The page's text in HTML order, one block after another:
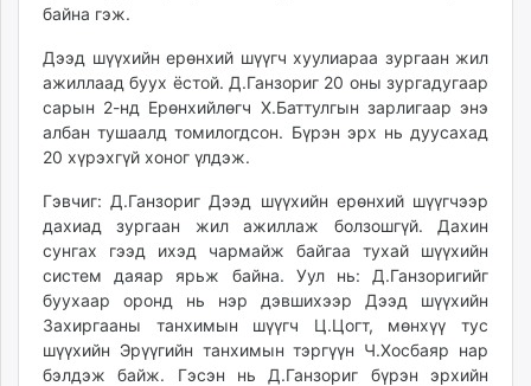
times.mn
mass.mn
unegui.mn
assa.mn
toim.mn
tac.mn
paparazzi.mn
unread.today
байна гэж.
Дээд шүүхийн ерөнхий шүүгч хуулиараа зургаан жил
ажиллаад буух ёстой. Д.Ганзориг 20 оны зургадугаар
сарын 2-нд Ерөнхийлөгч Х.Баттулгын зарлигаар энэ
албан тушаалд томилогдсон. Бүрэн эрх нь дуусахад
20 хүрэхгүй хоног үлдэж.
Гэвчиг: Д.Ганзориг Дээд шүүхийн ерөнхий шүүгчээр
дахиад зургаан жил ажиллаж болзошгүй. Дахин
сунгах гээд ихэд чармайж байгаа тухай шүүхийн
систем даяар ярьж байна. Уул нь: Д.Ганзоригийг
буухаар оронд нь нэр дэвшихээр Дээд шүүхийн
Захиргааны танхимын шүүгч Ц.Цогт, мөнхүү тус
шүүхийн Эрүүгийн танхимын тэргүүн Ч.Хосбаяр нар
бэлдэж байж. Гэсэн нь Д.Ганзориг бүрэн эрхийн